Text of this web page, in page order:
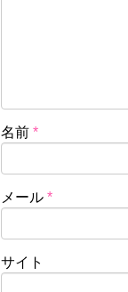
名前 *
メール *
サイト